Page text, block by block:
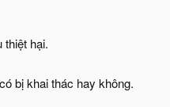
hại.
bị khai thác hay không.